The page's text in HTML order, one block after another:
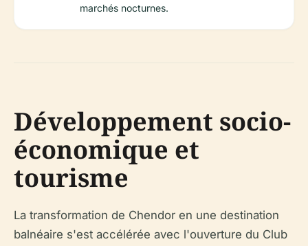
marchés nocturnes.
Développement socio-
économique et
tourisme
La transformation de Chendor en une destination
balnéaire s'est accélérée avec l'ouverture du Club